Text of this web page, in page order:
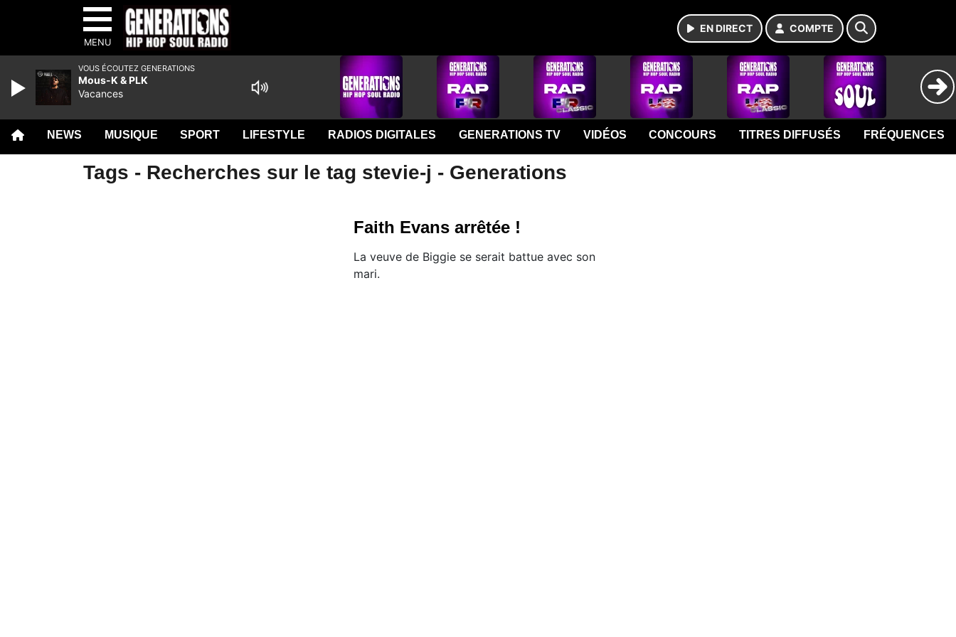
MENU
EN DIRECT COMPTE
NEWS MUSIQUE SPORT LIFESTYLE RADIOS DIGITALES GENERATIONS TV VIDÉOS CONCOURS TITRES DIFFUSÉS FRÉQUENCES
Tags - Recherches sur le tag stevie-j - Generations
Faith Evans arrêtée !
La veuve de Biggie se serait battue avec son
mari.
VOUS ÉCOUTEZ GENERATIONS
Mous-K & PLK
Vacances